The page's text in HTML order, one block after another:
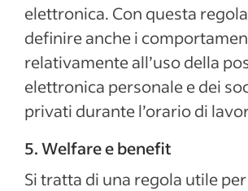
elettronica. Con questa
definire anche i
relativamente all’uso della
elettronica personale e dei
privati durante l’orario di
5. Welfare e benefit
Si tratta di una regola utile